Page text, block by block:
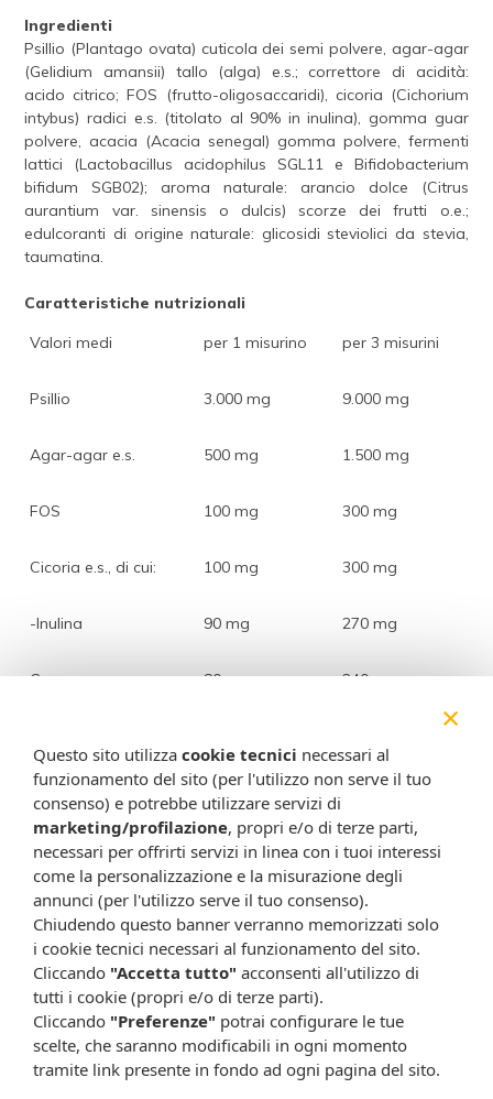
Ingredienti
Psillio (Plantago ovata) cuticola dei semi polvere, agar-agar
(Gelidium amansii) tallo (alga) e.s.; correttore di acidità:
acido citrico; FOS (frutto-oligosaccaridi), cicoria (Cichorium
intybus) radici e.s. (titolato al 90% in inulina), gomma guar
polvere, acacia (Acacia senegal) gomma polvere, fermenti
lattici (Lactobacillus acidophilus SGL11 e Bifidobacterium
bifidum SGB02); aroma naturale: arancio dolce (Citrus
aurantium var. sinensis o dulcis) scorze dei frutti o.e.;
edulcoranti di origine naturale: glicosidi steviolici da stevia,
taumatina.
Caratteristiche nutrizionali
Valori medi
per 1 misurino per 3 misurini
Psillio 3.000 mg 9.000 mg
Agar-agar e.s. 500 mg 1.500 mg
FOS 100 mg 300 mg
Cicoria e.s., di cui: 100 mg 300 mg
-Inulina 90 mg 270 mg
Guar 80 mg 240 mg
Lactobacillus
acidophilus SGL11
1 miliardo
Bifidobacterium
bifidum SGB02
1 miliardo 3 miliardi
Fibre totali 3,28 g 9,84 g
Modalità d'uso
Assumere 1 misurino raso (4 g) da diluire in un bicchiere
d'acqua grande (circa 250 ml) da una a tre volte al giorno in
×
Questo sito utilizza cookie tecnici necessari al
funzionamento del sito (per l'utilizzo non serve il tuo
consenso) e potrebbe utilizzare servizi di
marketing/profilazione, propri e/o di terze parti,
necessari per offrirti servizi in linea con i tuoi interessi
come la personalizzazione e la misurazione degli
annunci (per l'utilizzo serve il tuo consenso).
Chiudendo questo banner verranno memorizzati solo
i cookie tecnici necessari al funzionamento del sito.
Cliccando "Accetta tutto" acconsenti all'utilizzo di
tutti i cookie (propri e/o di terze parti).
Cliccando "Preferenze" potrai configurare le tue
scelte, che saranno modificabili in ogni momento
tramite link presente in fondo ad ogni pagina del sito.